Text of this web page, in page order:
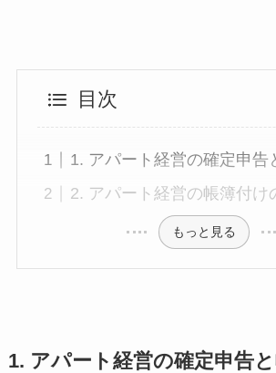
目次
1. アパート経営の確定申告
2. アパート経営の帳簿付け
もっと見る
1. アパート経営の確定申告